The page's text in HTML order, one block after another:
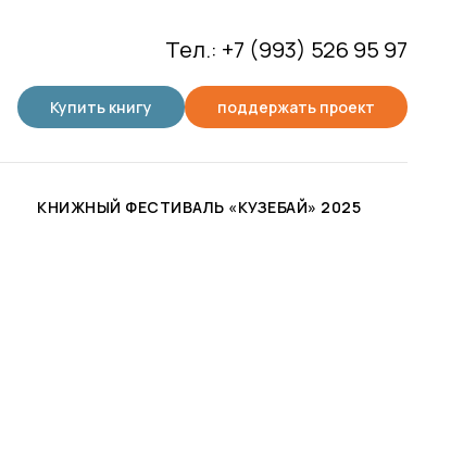
Тел.: +7 (993) 526 95 97
Купить книгу поддержать проект
КНИЖНЫЙ ФЕСТИВАЛЬ «КУЗЕБАЙ» 2025